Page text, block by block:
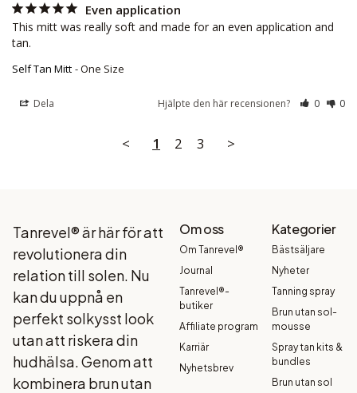
Even application
This mitt was really soft and made for an even application and
tan.
Self Tan Mitt One Size
Dela Hjälpte den här recensionen? 0 0
< 1 2 3 >
Tanrevel® är här för att
revolutionera din
relation till solen. Nu
kan du uppnå en
perfekt solkysst look
utan att riskera din
hudhälsa. Genom att
kombinera brun utan
Om oss
Om Tanrevel®
Journal
Tanrevel®-
butiker
Affiliate program
Karriär
Nyhetsbrev
Kategorier
Bästsäljare
Nyheter
Tanning spray
Brun utan sol-
mousse
Spray tan kits &
bundles
Brun utan sol